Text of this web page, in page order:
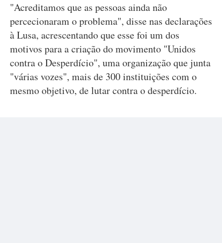
"Acreditamos que as pessoas ainda não
percecionaram o problema", disse nas declarações
à Lusa, acrescentando que esse foi um dos
motivos para a criação do movimento "Unidos
contra o Desperdício", uma organização que junta
"várias vozes", mais de 300 instituições com o
mesmo objetivo, de lutar contra o desperdício.